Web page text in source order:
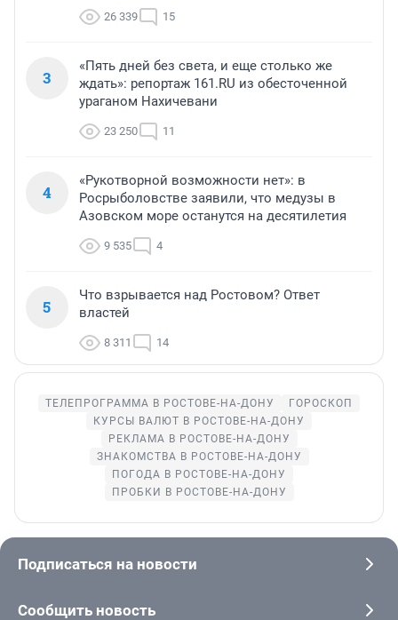
26 339 15
3
«Пять дней без света, и еще столько же
ждать»: репортаж 161.RU из обесточенной
ураганом Нахичевани
23 250 11
4
«Рукотворной возможности нет»: в
Росрыболовстве заявили, что медузы в
Азовском море останутся на десятилетия
9 535 4
5
Что взрывается над Ростовом? Ответ
властей
8 311 14
ТЕЛЕПРОГРАММА В РОСТОВЕ-НА-ДОНУ
ГОРОСКОП
КУРСЫ ВАЛЮТ В РОСТОВЕ-НА-ДОНУ
РЕКЛАМА В РОСТОВЕ-НА-ДОНУ
ЗНАКОМСТВА В РОСТОВЕ-НА-ДОНУ
ПОГОДА В РОСТОВЕ-НА-ДОНУ
ПРОБКИ В РОСТОВЕ-НА-ДОНУ
Подписаться на новости
Сообщить новость